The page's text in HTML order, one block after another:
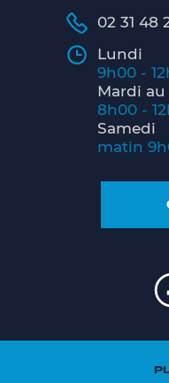
02 31 48
Lundi
9h00 -
Mardi
8h00 -
Samedi
matin